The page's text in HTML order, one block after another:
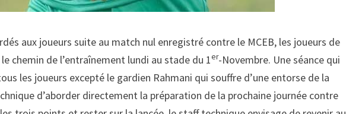
aux joueurs suite au match nul enregistré contre le MCEB, les joueurs de
chemin de l’entraînement lundi au stade du 1er-Novembre. Une séance qui
les joueurs excepté le gardien Rahmani qui souffre d’une entorse de la
d’aborder directement la préparation de la prochaine journée contre